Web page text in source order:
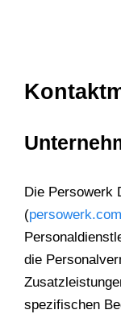
Die Persowerk
(persowerk.com
die
spezifischen